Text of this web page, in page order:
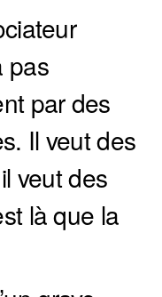
pas
par des
Il veut des
veut des
là que la